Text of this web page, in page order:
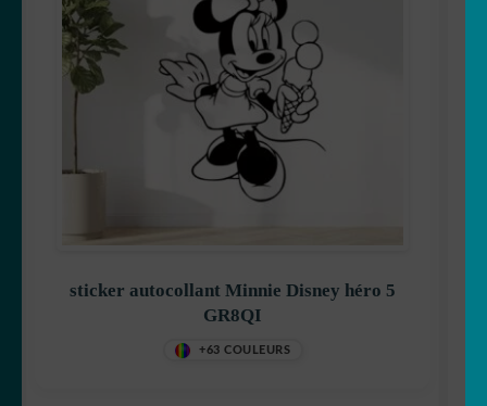
sticker autocollant Minnie Disney héro 5
GR8QI
+63 COULEURS